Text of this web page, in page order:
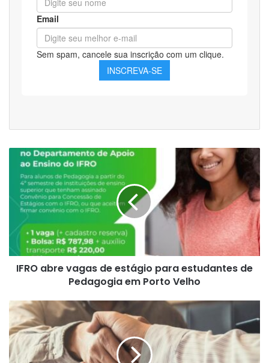
IFRO
abre
vagas
estágio
estudantes
Pedagogia
emIFRO abre vagas de estágio para estudantes de
Pedagogia em Porto Velho
Corretor
Imóveis:
O
Que